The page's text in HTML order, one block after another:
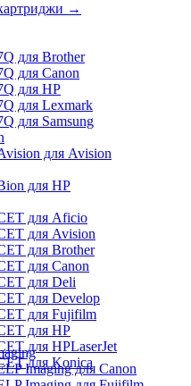
→
для Brother
для Canon
для HP
для Lexmark
для Samsung
для Avision
для HP
для Aficio
для Avision
для Brother
для Canon
для Deli
для Develop
для Fujifilm
для HP
для HPLaserJet
для Konica
Imaging для Canon